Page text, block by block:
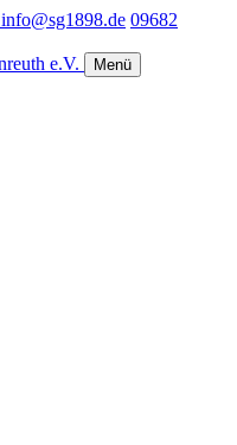
info@sg1898.de 09682
Menü